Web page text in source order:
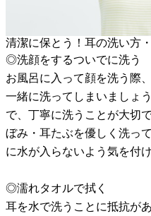
清潔に保とう！耳の洗い方
◎洗顔をするついでに洗う
お風呂に入って顔を洗う際
一緒に洗ってしまいましょ
で、丁寧に洗うことが大切
ぼみ・耳たぶを優しく洗っ
に水が入らないよう気を付
◎濡れタオルで拭く
耳を水で洗うことに抵抗が